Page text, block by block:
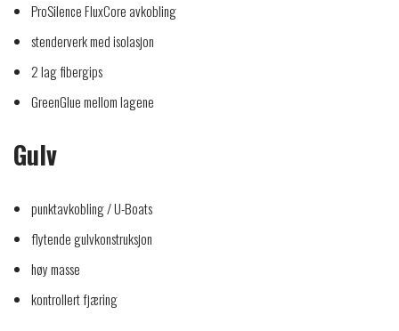
ProSilence FluxCore avkobling
stenderverk med isolasjon
2 lag fibergips
GreenGlue mellom lagene
Gulv
punktavkobling / U-Boats
flytende gulvkonstruksjon
høy masse
kontrollert fjæring